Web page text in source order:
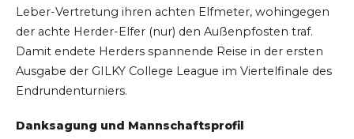
Leber-Vertretung ihren achten Elfmeter, wohingegen
der achte Herder-Elfer (nur) den Außenpfosten traf.
Damit endete Herders spannende Reise in der ersten
Ausgabe der GILKY College League im Viertelfinale des
Endrundenturniers.
Danksagung und Mannschaftsprofil